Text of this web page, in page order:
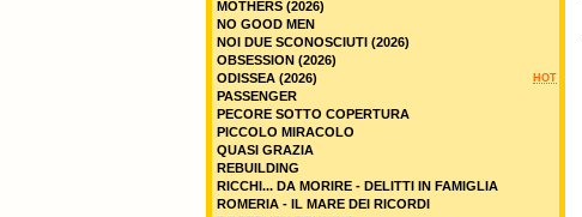
MOTHERS (2026)
NO GOOD MEN
NOI DUE SCONOSCIUTI (2026)
OBSESSION (2026)
HOT
ODISSEA (2026)
PASSENGER
PECORE SOTTO COPERTURA
PICCOLO MIRACOLO
QUASI GRAZIA
REBUILDING
RICCHI... DA MORIRE - DELITTI IN FAMIGLIA
ROMERIA - IL MARE DEI RICORDI